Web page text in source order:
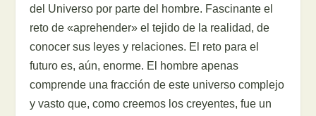
del Universo por parte del hombre. Fascinante el
reto de «aprehender» el tejido de la realidad, de
conocer sus leyes y relaciones. El reto para el
futuro es, aún, enorme. El hombre apenas
comprende una fracción de este universo complejo
y vasto que, como creemos los creyentes, fue un